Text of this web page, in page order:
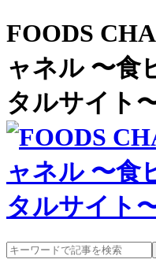
FOODS
ャネル 〜食
タルサイト